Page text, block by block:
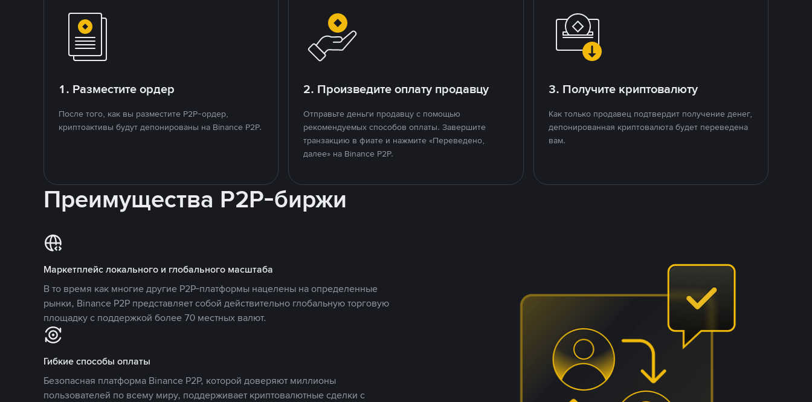
1. Разместите ордер
После того, как вы разместите P2P-ордер,
криптоактивы будут депонированы на Binance P2P.
2. Произведите оплату продавцу
Отправьте деньги продавцу с помощью
рекомендуемых способов оплаты. Завершите
транзакцию в фиате и нажмите «Переведено,
далее» на Binance P2P.
3. Получите криптовалюту
Как только продавец подтвердит получение денег,
депонированная криптовалюта будет переведена
вам.
Преимущества P2P-биржи
Маркетплейс локального и глобального масштаба
В то время как многие другие P2P-платформы нацелены на определенные
рынки, Binance P2P представляет собой действительно глобальную торговую
площадку с поддержкой более 70 местных валют.
Гибкие способы оплаты
Безопасная платформа Binance P2P, которой доверяют миллионы
пользователей по всему миру, поддерживает криптовалютные сделки с